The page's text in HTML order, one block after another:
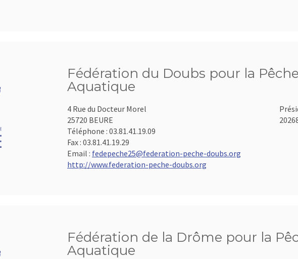
Fédération du Doubs pour la
Aquatique
4 Rue du Docteur Morel
25720 BEURE
Téléphone : 03.81.41.19.09
Fax : 03.81.41.19.29
Email : fedepeche25@federation-peche-doubs.org
http://www.federation-peche-doubs.org
Fédération de la Drôme pour la
Aquatique